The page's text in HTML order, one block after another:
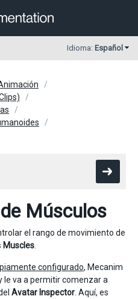
Idioma: Español
Músculos
el rango de movimiento de
Muscles
configurado, Mecanim
le va a permitir comenzar a
Avatar Inspector . Aquí, es